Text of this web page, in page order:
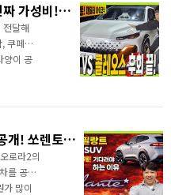
오스를
비교해
아이코
살펴보
르노 필랑트 VS 그랑 콜레오스! 진짜 가성비! 만족감 트림 분석! 싼타페 쏘렌토 팰리세이드 보다 좋은 이유!
전달해
쿠페형
양이 공
모델
스프리
랑 콜레
서 함께
만족도
격부터
르노 플래그십 SUV 필랑트 티저 공개! 쏘렌토 팰리세이드 잡을 SUV
로라2의
를 공개
많이